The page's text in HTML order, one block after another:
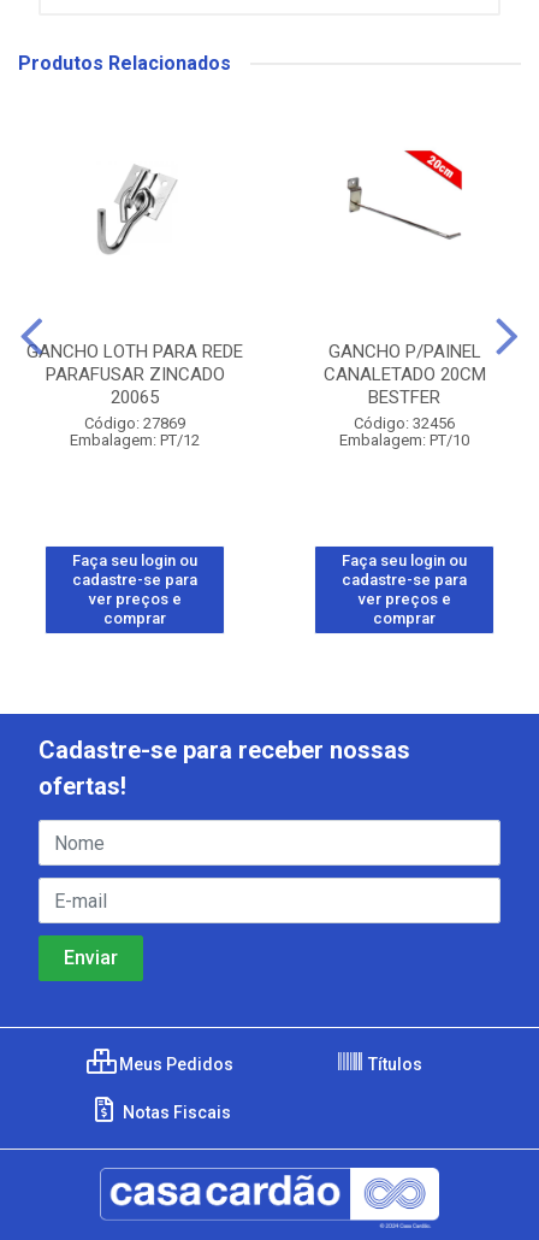
Produtos Relacionados
GANCHO LOTH PARA REDE
PARAFUSAR ZINCADO
20065
Código: 27869
Embalagem: PT/12
Faça seu login ou
cadastre-se para
ver preços e
comprar
GANCHO P/PAINEL
CANALETADO 20CM
BESTFER
Código: 32456
Embalagem: PT/10
Faça seu login ou
cadastre-se para
ver preços e
comprar
Cadastre-se para receber nossas
ofertas!
Meus Pedidos Títulos
Notas Fiscais